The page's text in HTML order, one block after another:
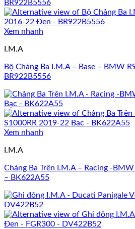
Xem nhanh
I.M.A
Bộ Chảng Ba I.M.A – Base – BMW
BR922B5556
Xem nhanh
I.M.A
Chảng Ba Trên I.M.A – Racing -
– BK622A55